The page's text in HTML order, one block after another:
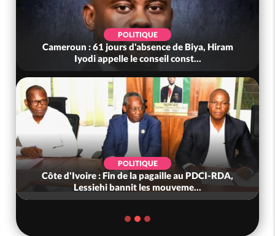
POLITIQUE
Cameroun : 61 jours d'absence de Biya, Hiram
Iyodi appelle le conseil const...
POLITIQUE
Côte d'Ivoire : Fin de la pagaille au PDCI-RDA,
Lessiehi bannit les mouveme...